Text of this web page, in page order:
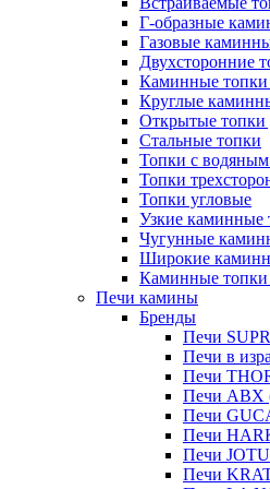
Г-образные
Газовые
Двухсторонние
Каминные топки
Круглые
Открытые топки
Стальные топки
Топки с
Топки
Топки угловые
Узкие каминные
Чугунные
Широкие
Каминные
Печи камины
Бренды
Печи
Печи в
Печи
Печи ABX
Печи
Печи
Печи
Печи